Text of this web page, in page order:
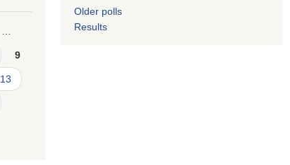
9
13
Older polls
Results